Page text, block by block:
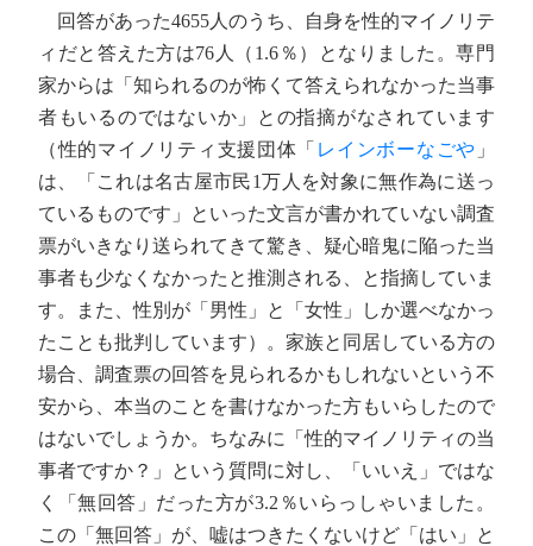
回答があった4655人のうち、自身を性的マイノリテ
ィだと答えた方は76人（1.6％）となりました。専門
家からは「知られるのが怖くて答えられなかった当事
者もいるのではないか」との指摘がなされています
（性的マイノリティ支援団体「 レインボーなごや 」
は、「これは名古屋市民1万人を対象に無作為に送っ
ているものです」といった文言が書かれていない調査
票がいきなり送られてきて驚き、疑心暗鬼に陥った当
事者も少なくなかったと推測される、と指摘していま
す。また、性別が「男性」と「女性」しか選べなかっ
たことも批判しています）。家族と同居している方の
場合、調査票の回答を見られるかもしれないという不
安から、本当のことを書けなかった方もいらしたので
はないでしょうか。ちなみに「性的マイノリティの当
事者ですか？」という質問に対し、「いいえ」ではな
く「無回答」だった方が3.2％いらっしゃいました。
この「無回答」が、嘘はつきたくないけど「はい」と